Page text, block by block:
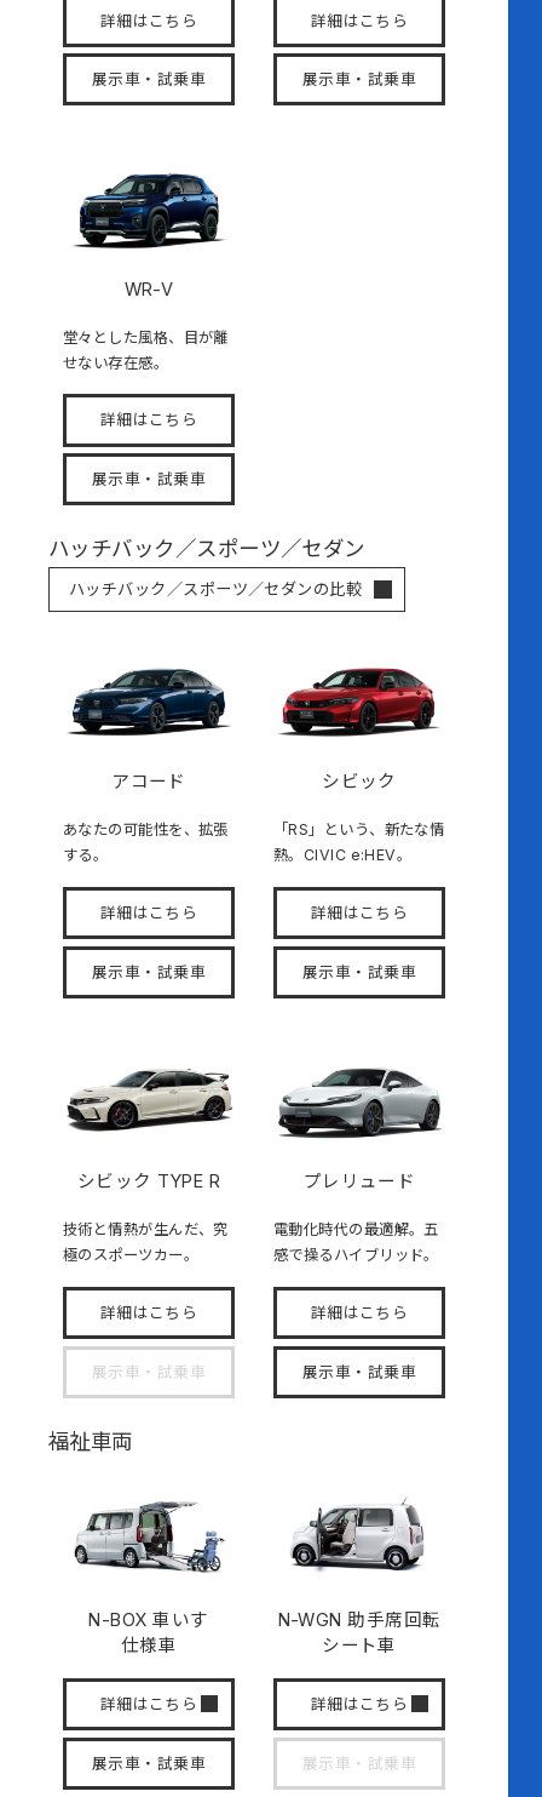
詳細はこちら
展示車・試乗車
詳細はこちら
展示車・試乗車
WR-V
堂々とした風格、目が離
せない存在感。
詳細はこちら
展示車・試乗車
ハッチバック／スポーツ／セダン
ハッチバック／スポーツ／セダンの比較
アコード
あなたの可能性を、拡張
する。
詳細はこちら
展示車・試乗車
シビック
「RS」という、新たな情
熱。CIVIC e:HEV。
詳細はこちら
展示車・試乗車
シビック TYPE R
技術と情熱が生んだ、究
極のスポーツカー。
詳細はこちら
展示車・試乗車
プレリュード
電動化時代の最適解。五
感で操るハイブリッド。
詳細はこちら
展示車・試乗車
福祉車両
N-BOX車いす
仕様車
詳細はこちら
展示車・試乗車
N-WGN 助手席回転
シート車
詳細はこちら
展示車・試乗車